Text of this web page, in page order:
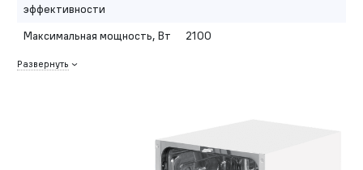
эффективности
Максимальная мощность, Вт 2100
Развернуть